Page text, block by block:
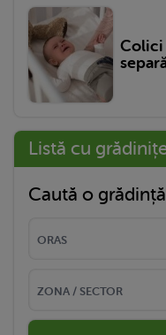
Colici
Listă cu
Caută o